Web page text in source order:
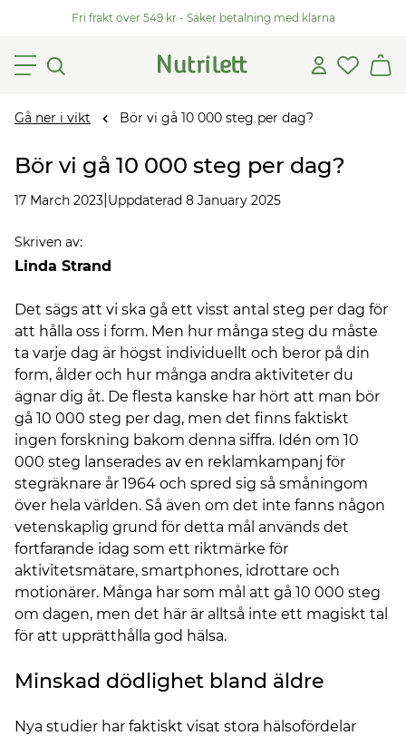
Fri frakt över 549 kr - Säker betalning med klarna
Gå ner i vikt Bör vi gå 10 000 steg per dag?
Bör vi gå 10 000 steg per dag?
17 March 2023 Uppdaterad 8 January 2025
Skriven av:
Linda Strand
Det sägs att vi ska gå ett visst antal steg per dag för
att hålla oss i form. Men hur många steg du måste
ta varje dag är högst individuellt och beror på din
form, ålder och hur många andra aktiviteter du
ägnar dig åt. De flesta kanske har hört att man bör
gå 10 000 steg per dag, men det finns faktiskt
ingen forskning bakom denna siffra. Idén om 10
000 steg lanserades av en reklamkampanj för
stegräknare år 1964 och spred sig så småningom
över hela världen. Så även om det inte fanns någon
vetenskaplig grund för detta mål används det
fortfarande idag som ett riktmärke för
aktivitetsmätare, smartphones, idrottare och
motionärer. Många har som mål att gå 10 000 steg
om dagen, men det här är alltså inte ett magiskt tal
för att upprätthålla god hälsa.
Minskad dödlighet bland äldre
Nya studier har faktiskt visat stora hälsofördelar